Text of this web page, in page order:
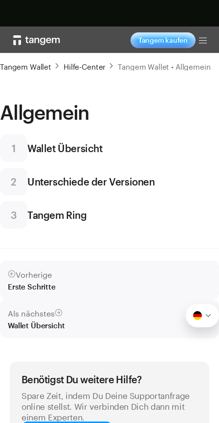
Tangem kaufen
Tangem Wallet Hilfe-Center Tangem Wallet • Allgemein
Allgemein
1 Wallet Übersicht
2 Unterschiede der Versionen
3 Tangem Ring
Vorherige
Erste Schritte
Als nächstes
Wallet Übersicht
Benötigst Du weitere Hilfe?
Spare Zeit, indem Du Deine Supportanfrage
online stellst. Wir verbinden Dich dann mit
einem Experten.